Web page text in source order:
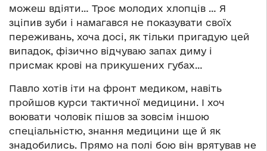
можеш вдіяти… Троє молодих хлопців … Я
зціпив зуби і намагався не показувати своїх
переживань, хоча досі, як тільки пригадую цей
випадок, фізично відчуваю запах диму і
присмак крові на прикушених губах…
Павло хотів іти на фронт медиком, навіть
пройшов курси тактичної медицини. І хоч
воювати чоловік пішов за зовсім іншою
спеціальністю, знання медицини ще й як
знадобились. Прямо на полі бою він врятував не